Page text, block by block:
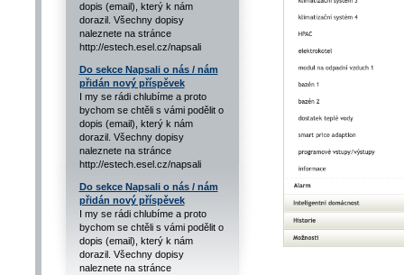
dopis (email), který k nám
dorazil. Všechny dopisy
naleznete na stránce
http://estech.esel.cz/napsali
Do sekce Napsali o nás / nám
přidán nový příspěvek
I my se rádi chlubíme a proto
bychom se chtěli s vámi podělit o
dopis (email), který k nám
dorazil. Všechny dopisy
naleznete na stránce
http://estech.esel.cz/napsali
Do sekce Napsali o nás / nám
přidán nový příspěvek
I my se rádi chlubíme a proto
bychom se chtěli s vámi podělit o
dopis (email), který k nám
dorazil. Všechny dopisy
naleznete na stránce